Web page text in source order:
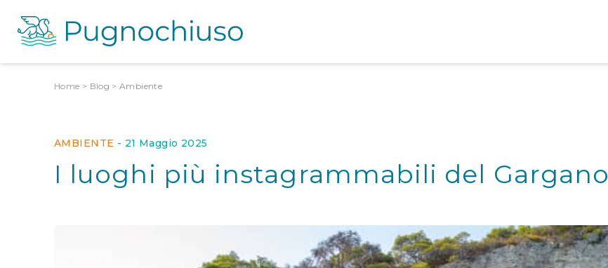
Home > Blog >Ambiente
AMBIENTE - 21 Maggio 2025
I luoghi più instagrammabili del Gargano